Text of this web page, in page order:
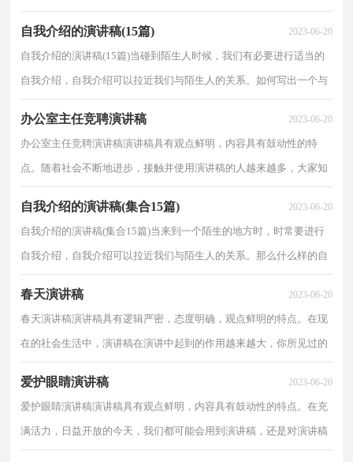
自我介绍的演讲稿(15篇) 2023-06-20
自我介绍的演讲稿(15篇)当碰到陌生人时候，我们有必要进行适当的
自我介绍，自我介绍可以拉近我们与陌生人的关系。如何写出一个与
办公室主任竞聘演讲稿 2023-06-20
办公室主任竞聘演讲稿演讲稿具有观点鲜明，内容具有鼓动性的特
点。随着社会不断地进步，接触并使用演讲稿的人越来越多，大家知
自我介绍的演讲稿(集合15篇) 2023-06-20
自我介绍的演讲稿(集合15篇)当来到一个陌生的地方时，时常要进行
自我介绍，自我介绍可以拉近我们与陌生人的关系。那么什么样的自
春天演讲稿 2023-06-20
春天演讲稿演讲稿具有逻辑严密，态度明确，观点鲜明的特点。在现
在的社会生活中，演讲稿在演讲中起到的作用越来越大，你所见过的
爱护眼睛演讲稿 2023-06-20
爱护眼睛演讲稿演讲稿具有观点鲜明，内容具有鼓动性的特点。在充
满活力，日益开放的今天，我们都可能会用到演讲稿，还是对演讲稿